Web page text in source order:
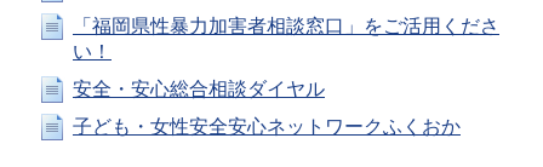
「福岡県性暴力加害者相談窓口」をご活用くださ
い！
安全・安心総合相談ダイヤル
子ども・女性安全安心ネットワークふくおか